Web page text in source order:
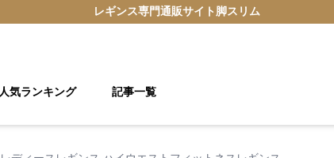
レギンス専門通販サイト 脚スリム
人気ランキング 記事一覧